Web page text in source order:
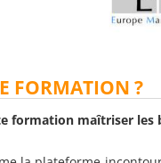
FORMATION ?
formation maîtriser les